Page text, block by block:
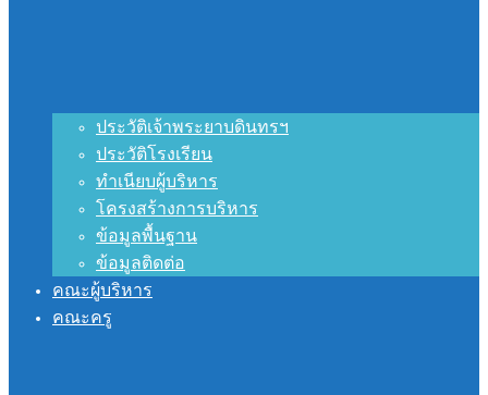
ประวัติเจ้าพระยาบดินทรฯ
ประวัติโรงเรียน
ทำเนียบผู้บริหาร
โครงสร้างการบริหาร
ข้อมูลพื้นฐาน
ข้อมูลติดต่อ
คณะผู้บริหาร
คณะครู